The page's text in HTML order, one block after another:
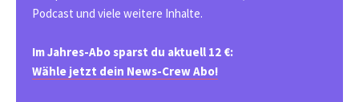
Podcast und viele weitere Inhalte.
Im Jahres-Abo sparst du aktuell 12 €:
Wähle jetzt dein News-Crew Abo!